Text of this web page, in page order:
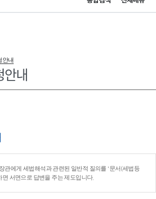
전자정부 누리집입니다.
안내
안내
관에게 세법해석과 관련된 일반적 질의를 '문서(세법등
서면으로 답변을 주는 제도입니다.